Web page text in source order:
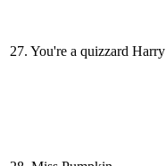
27. You're a quizzard Harry